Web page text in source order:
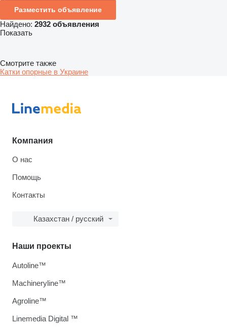
Разместить объявление
Найдено: 2932 объявления
Показать
Смотрите также
Катки опорные в Украине
Компания
О нас
Помощь
Контакты
Казахстан / русский
Наши проекты
Autoline™
Machineryline™
Agroline™
Linemedia Digital ™